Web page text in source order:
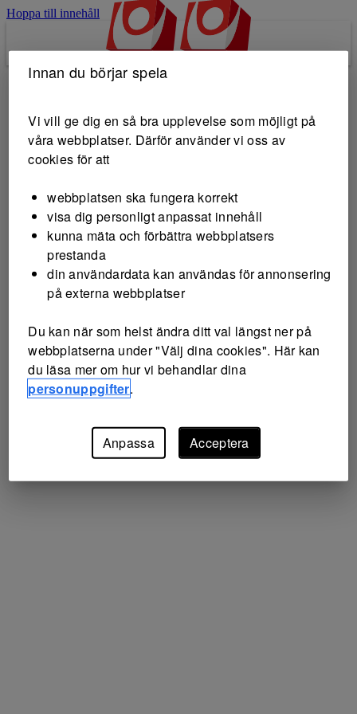
Hoppa till innehåll
Gräsroten
Innan du börjar spela
Vi vill ge dig en så bra upplevelse som möjligt på
våra webbplatser. Därför använder vi oss av
cookies för att
webbplatsen ska fungera korrekt
visa dig personligt anpassat innehåll
kunna mäta och förbättra webbplatsers
prestanda
din användardata kan användas för annonsering
på externa webbplatser
Du kan när som helst ändra ditt val längst ner på
webbplatserna under "Välj dina cookies". Här kan
du läsa mer om hur vi behandlar dina
personuppgifter.
Anpassa Acceptera